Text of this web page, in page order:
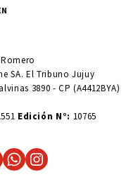
SA. El Tribuno Jujuy
3890 - CP (A4412BYA)
Edición N°: 10765